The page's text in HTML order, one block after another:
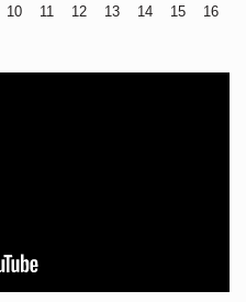
10 11 12 13 14 15
16